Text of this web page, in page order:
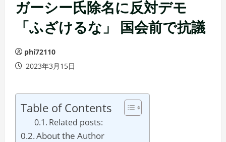
ガーシー氏除名に反対デモ
「ふざけるな」 国会前で抗議
phi72110
2023年3月15日
Table of Contents
Related posts:
About the Author